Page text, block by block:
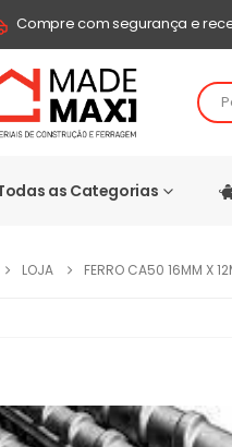
Compre com segurança e
as Categorias
LOJA FERRO CA50 16MM X